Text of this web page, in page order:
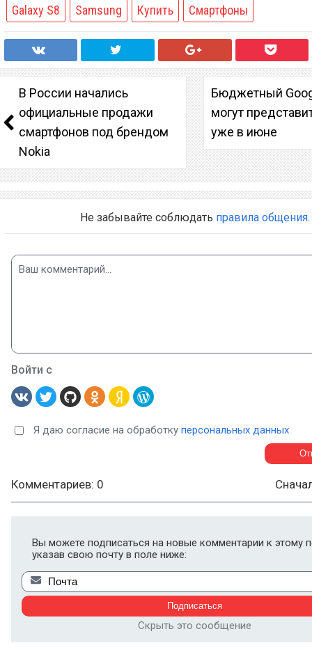
Galaxy S8 Samsung Купить Смартфоны
В России начались
официальные продажи
смартфонов под брендом
Nokia
Бюджетный
могут
уже в июне
Не забывайте соблюдать правила общения.
Войти с
Я даю согласие на обработку персональных данных
Комментариев: 0
Вы можете подписаться на новые комментарии к этому
указав свою почту в поле ниже:
Скрыть это сообщение